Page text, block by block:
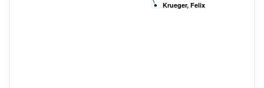
Krueger, Felix